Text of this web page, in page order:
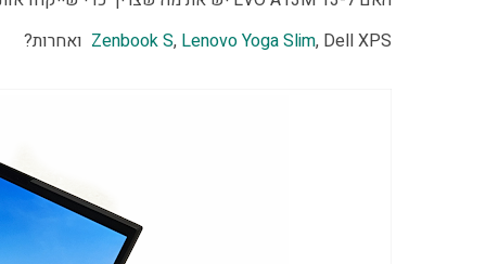
Zenbook S, Lenovo Yoga Slim, Dell XPS ואחרות?